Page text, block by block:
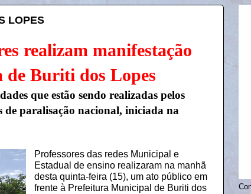
LOPES
realizam manifestação
de Buriti dos Lopes
que estão sendo realizadas pelos
de paralisação nacional, iniciada na
Professores das redes Municipal e
Estadual de ensino realizaram na manhã
desta quinta-feira (15), um ato público em
frente à Prefeitura Municipal de Buriti dos